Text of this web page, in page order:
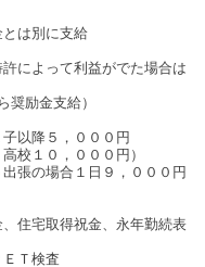
は別に支給
によって利益がでた場合は
奨励金支給）
以降５，０００円
校１０，０００円）
張の場合１日９，０００円
住宅取得祝金、永年勤続表
Ｔ検査